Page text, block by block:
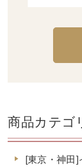
商品カテゴ
[東京・神田]